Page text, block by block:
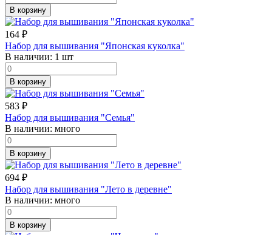
В корзину
164 ₽
Набор для вышивания "Японская куколка"
В наличии: 1 шт
В корзину
583 ₽
Набор для вышивания "Семья"
В наличии: много
В корзину
694 ₽
Набор для вышивания "Лето в деревне"
В наличии: много
В корзину